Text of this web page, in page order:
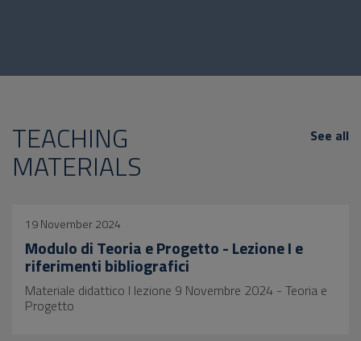
TEACHING
MATERIALS
See all
19 November 2024
Modulo di Teoria e Progetto - Lezione I e
riferimenti bibliografici
Materiale didattico I lezione 9 Novembre 2024 - Teoria e
Progetto